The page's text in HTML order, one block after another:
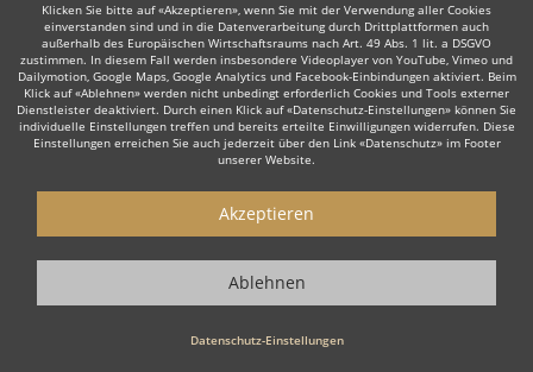
Klicken Sie bitte auf «Akzeptieren», wenn Sie mit der Verwendung aller Cookies
einverstanden sind und in die Datenverarbeitung durch Drittplattformen auch
außerhalb des Europäischen Wirtschaftsraums nach Art. 49 Abs. 1 lit. a DSGVO
zustimmen. In diesem Fall werden insbesondere Videoplayer von YouTube, Vimeo und
Dailymotion, Google Maps, Google Analytics und Facebook-Einbindungen aktiviert. Beim
Klick auf «Ablehnen» werden nicht unbedingt erforderlich Cookies und Tools externer
Dienstleister deaktiviert. Durch einen Klick auf «Datenschutz-Einstellungen» können Sie
individuelle Einstellungen treffen und bereits erteilte Einwilligungen widerrufen. Diese
Einstellungen erreichen Sie auch jederzeit über den Link «Datenschutz» im Footer
unserer Website.
Datenschutz-Einstellungen
Akzeptieren
Ablehnen